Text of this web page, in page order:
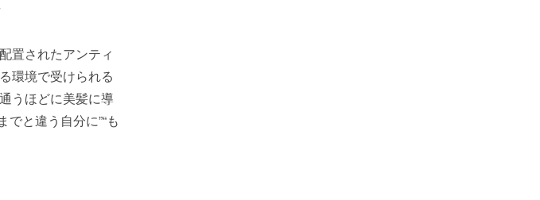
置されたアンティ
環境で受けられる
うほどに美髪に導
と違う自分に”“も